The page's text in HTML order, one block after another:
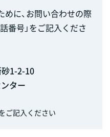
に、お問い合わせの際
話番号」をご記入くださ
1-2-10
ター
記入ください